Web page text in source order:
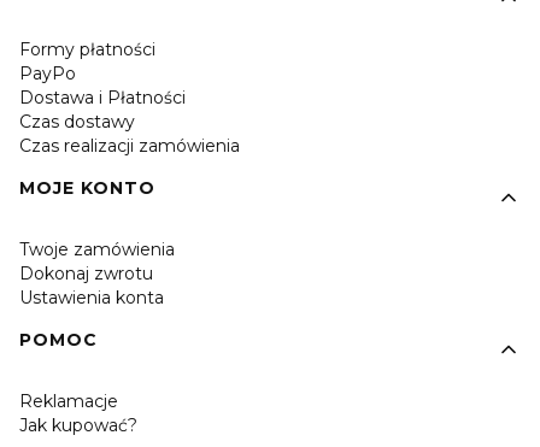
Formy płatności
PayPo
Dostawa i Płatności
Czas dostawy
Czas realizacji zamówienia
MOJE KONTO
Twoje zamówienia
Dokonaj zwrotu
Ustawienia konta
POMOC
Reklamacje
Jak kupować?